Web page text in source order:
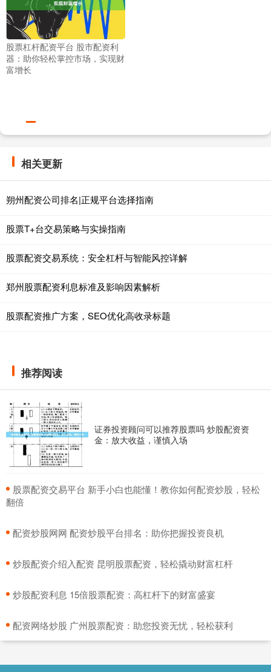
股票杠杆配资平台 股市配资利
器：助你轻松掌控市场，实现财
富增长
相关更新
朔州配资公司排名|正规平台选择指南
股票T+台交易策略与实操指南
股票配资交易系统：安全杠杆与智能风控详解
郑州股票配资利息标准及影响因素解析
股票配资推广方案，SEO优化高收录标题
推荐阅读
证券投资顾问可以推荐股票吗 炒股配资资
金：放大收益，谨慎入场
​股票配资交易平台 新手小白也能懂！教你如何配资炒股，轻松
翻倍
​配资炒股网网 配资炒股平台排名：助你把握投资良机
​炒股配资介绍入配资 昆明股票配资，轻松撬动财富杠杆
​炒股配资利息 15倍股票配资：高杠杆下的财富盛宴
​配资网络炒股 广州股票配资：助您投资无忧，轻松获利